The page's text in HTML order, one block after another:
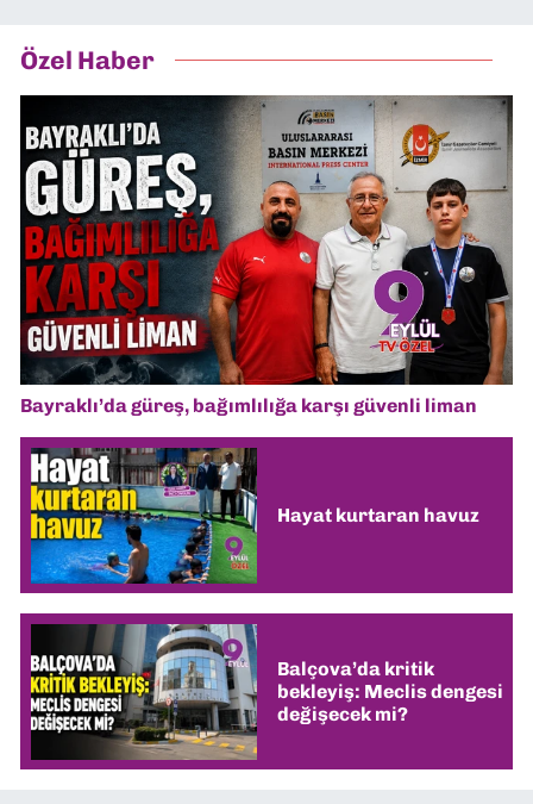
Özel Haber
Bayraklı’da güreş, bağımlılığa karşı güvenli liman
Hayat kurtaran havuz
Balçova’da kritik
bekleyiş: Meclis dengesi
değişecek mi?